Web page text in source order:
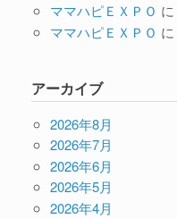
ママハピＥＸＰＯ に
ママハピＥＸＰＯ に
アーカイブ
2026年8月
2026年7月
2026年6月
2026年5月
2026年4月